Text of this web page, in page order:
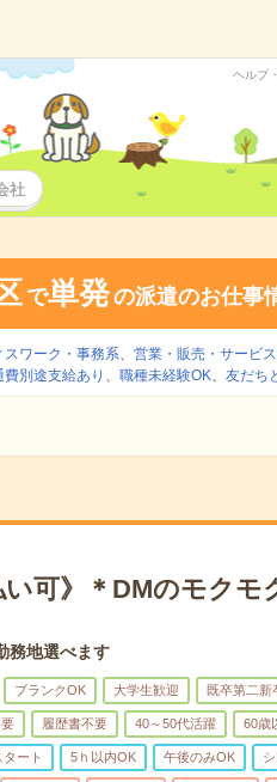
ヘルプ
社
で単発の派遣のお仕事
スワーク・事務系、 営業・販売・サービ
費別途支給あり 、 職種未経験OK、 友だち
い可》＊DMのモクモ
地選べます
ブランクOK 大学生歓迎 既卒第二新
履歴書不要 40～50代活躍 60歳
ート 5ｈ以内OK 午後のみOK